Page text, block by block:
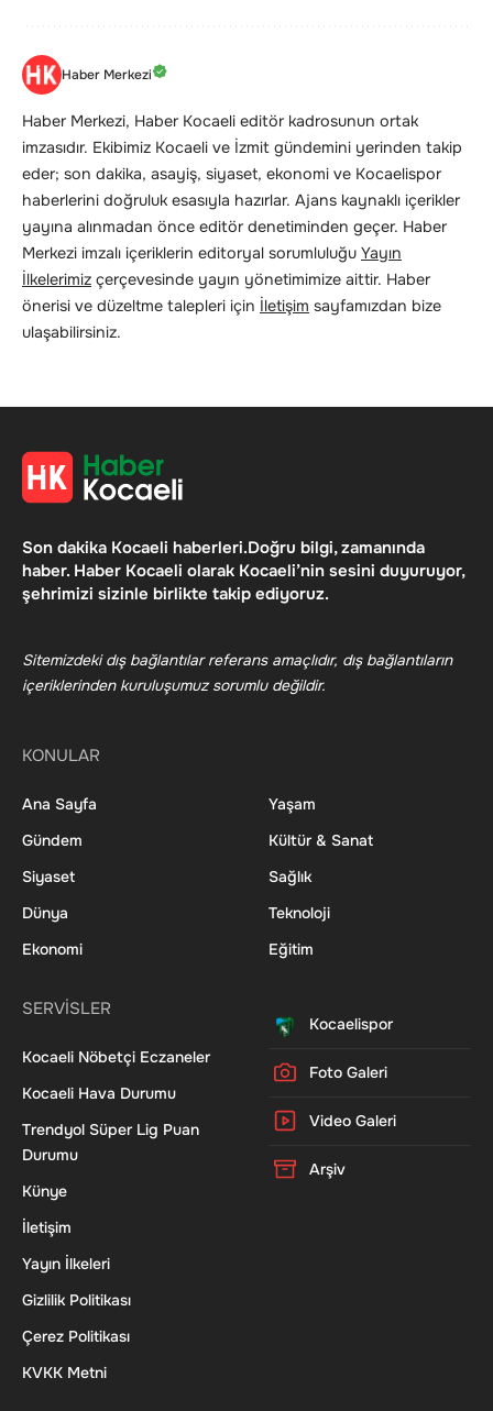
Haber Merkezi
Haber Merkezi, Haber Kocaeli editör kadrosunun ortak
imzasıdır. Ekibimiz Kocaeli ve İzmit gündemini yerinden takip
eder; son dakika, asayiş, siyaset, ekonomi ve Kocaelispor
haberlerini doğruluk esasıyla hazırlar. Ajans kaynaklı içerikler
yayına alınmadan önce editör denetiminden geçer. Haber
Merkezi imzalı içeriklerin editoryal sorumluluğu Yayın
İlkelerimiz çerçevesinde yayın yönetimimize aittir. Haber
önerisi ve düzeltme talepleri için İletişim sayfamızdan bize
ulaşabilirsiniz.
Son dakika Kocaeli haberleri.Doğru bilgi, zamanında
haber. Haber Kocaeli olarak Kocaeli’nin sesini duyuruyor,
şehrimizi sizinle birlikte takip ediyoruz.
Sitemizdeki dış bağlantılar referans amaçlıdır, dış bağlantıların
içeriklerinden kuruluşumuz sorumlu değildir.
KONULAR
Ana Sayfa
Gündem
Siyaset
Dünya
Ekonomi
Yaşam
Kültür & Sanat
Sağlık
Teknoloji
Eğitim
SERVİSLER
Kocaeli Nöbetçi Eczaneler
Kocaeli Hava Durumu
Trendyol Süper Lig Puan
Durumu
Künye
İletişim
Yayın İlkeleri
Gizlilik Politikası
Çerez Politikası
KVKK Metni
Kocaelispor
Foto Galeri
Video Galeri
Arşiv